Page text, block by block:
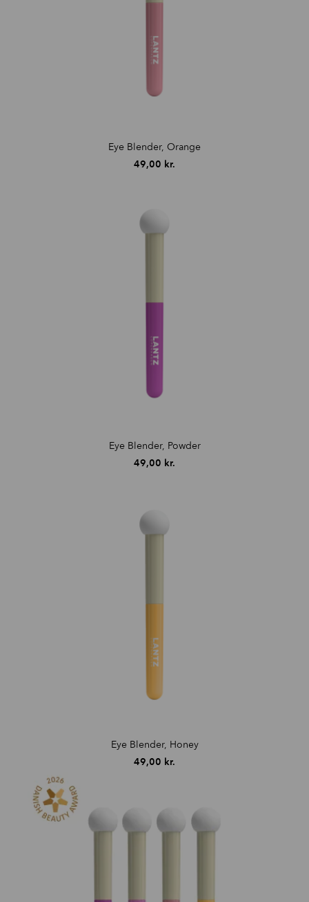
Eye Blender, Orange
49,00 kr.
Eye Blender, Powder
49,00 kr.
Eye Blender, Honey
49,00 kr.